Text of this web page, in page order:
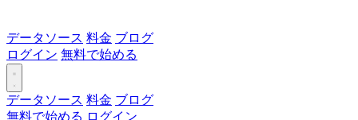
データソース 料金 ブログ
ログイン 無料で始める
データソース 料金 ブログ
無料で始める ログイン